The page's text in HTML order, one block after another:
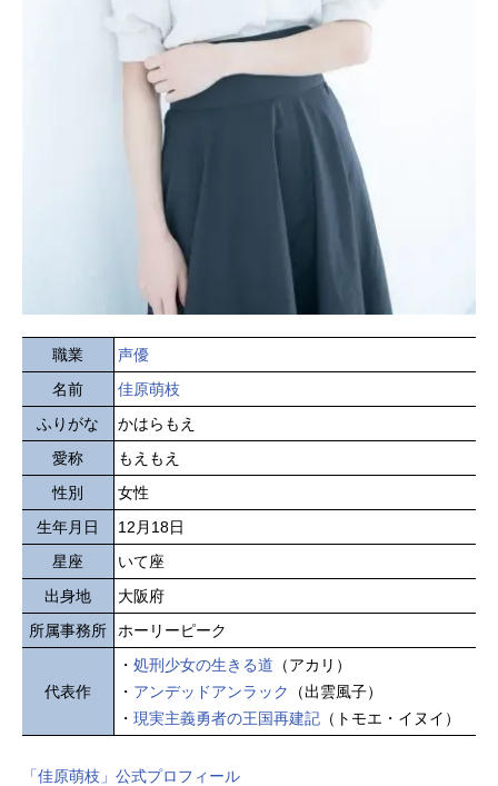
職業
声優
名前
佳原萌枝
ふりがな
かはらもえ
愛称
もえもえ
性別
女性
生年月日
12月18日
星座
いて座
出身地
大阪府
所属事務所
ホーリーピーク
代表作
・ 処刑少女の生きる道 （アカリ）
・ アンデッドアンラック
（出雲風子）
・ 現実主義勇者の王国再建記 （トモエ・イヌイ）
「佳原萌枝」公式プロフィール